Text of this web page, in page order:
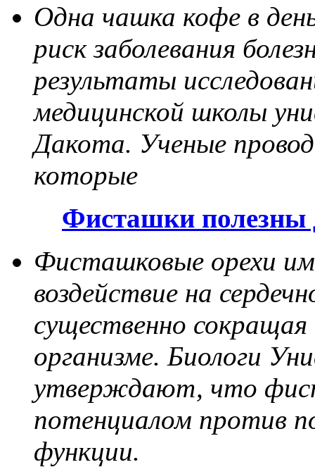
Одна чашка кофе в
риск заболевания
результаты
медицинской школы
Дакота. Ученые
которые
Фисташки полезны
Фисташковые орехи
воздействие на
существенно сокращая
организме. Биологи
утверждают, что
потенциалом против
функции.